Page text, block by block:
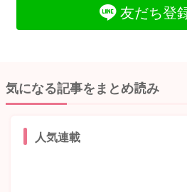
友だち登
気になる記事をまとめ読み
人気連載